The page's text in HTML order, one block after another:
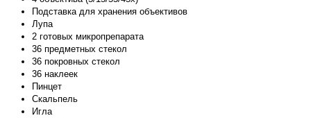
Подставка для хранения объективов
Лупа
2 готовых микропрепарата
36 предметных стекол
36 покровных стекол
36 наклеек
Пинцет
Скальпель
Игла